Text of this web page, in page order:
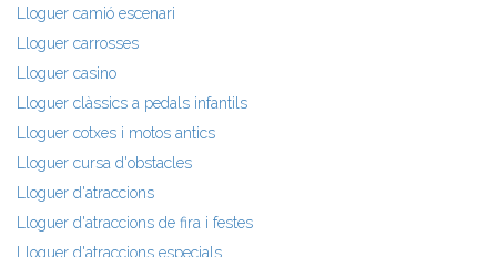
Lloguer camió escenari
Lloguer carrosses
Lloguer casino
Lloguer clàssics a pedals infantils
Lloguer cotxes i motos antics
Lloguer cursa d'obstacles
Lloguer d'atraccions
Lloguer d'atraccions de fira i festes
Lloguer d'atraccions especials